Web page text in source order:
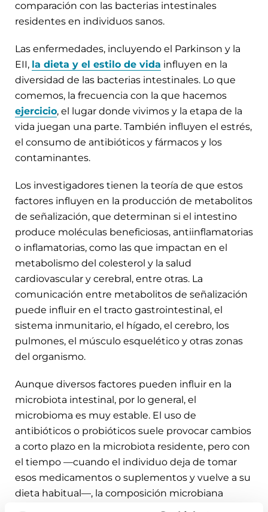
comparación con las bacterias intestinales
residentes en individuos sanos.
Las enfermedades, incluyendo el Parkinson y la
EII, la dieta y el estilo de vida influyen en la
diversidad de las bacterias intestinales. Lo que
comemos, la frecuencia con la que hacemos
ejercicio, el lugar donde vivimos y la etapa de la
vida juegan una parte. También influyen el estrés,
el consumo de antibióticos y fármacos y los
contaminantes.
Los investigadores tienen la teoría de que estos
factores influyen en la producción de metabolitos
de señalización, que determinan si el intestino
produce moléculas beneficiosas, antiinflamatorias
o inflamatorias, como las que impactan en el
metabolismo del colesterol y la salud
cardiovascular y cerebral, entre otras. La
comunicación entre metabolitos de señalización
puede influir en el tracto gastrointestinal, el
sistema inmunitario, el hígado, el cerebro, los
pulmones, el músculo esquelético y otras zonas
del organismo.
Aunque diversos factores pueden influir en la
microbiota intestinal, por lo general, el
microbioma es muy estable. El uso de
antibióticos o probióticos suele provocar cambios
a corto plazo en la microbiota residente, pero con
el tiempo —cuando el individuo deja de tomar
esos medicamentos o suplementos y vuelve a su
dieta habitual—, la composición microbiana
residente suele volver a ser la que era.